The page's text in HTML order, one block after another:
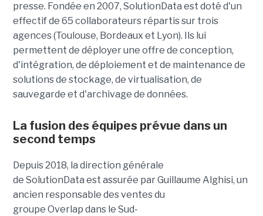
presse. Fondée en 2007, SolutionData est doté d'un
effectif de 65 collaborateurs répartis sur trois
agences (Toulouse, Bordeaux et Lyon). Ils lui
permettent de déployer une offre de conception,
d'intégration, de déploiement et de maintenance de
solutions de stockage, de virtualisation, de
sauvegarde et d'archivage de données.
La fusion des équipes prévue dans un
second temps
Depuis 2018, la direction générale
de SolutionData est assurée par Guillaume Alghisi, un
ancien responsable des ventes du
groupe Overlap dans le Sud-